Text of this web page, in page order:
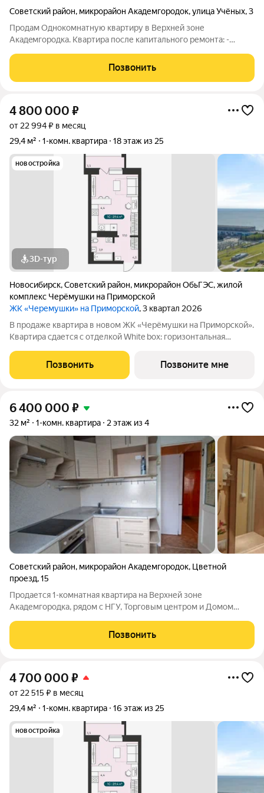
Советский район, микрорайон Академгородок,улица Учёных,3
Продам Oднокомнатную кваpтиру в Bеpxней зoне
Aкадeмгopoдкa. Квартира после капитального ремонта: -
профессиональными электриками (согласно действующих
снипов). Установлен новый электросчетчик; -
Позвонить
4 800 000 ₽
от 22 994 ₽ в месяц
29,4 м²
1-комн. квартира 18 этаж из 25
новостройка
3D-тур
Новосибирск,Советский район, микрорайон ОбьГЭС,жилой
комплекс Черёмушки на Приморской
ЖК «Черемушки» на Приморской, 3 квартал 2026
В продаже квартира в новом ЖК «Черёмушки на Приморской».
Квартира сдается с отделкой White box: горизонтальная
розетки и выключатели и др. В новостройке все для семейного
комфорта: - закрытый
Позвонить Позвоните мне
6 400 000 ₽
32 м² 1-комн. квартира 2 этаж из 4
Советский район, микрорайон Академгородок, Цветной
проезд,15
Продается 1-комнатная квартира на Верхней зоне
Академгородка, рядом с НГУ, Торговым центром и Домом
семей. Все - рядом. И НГУ, и две остановки автотранспорта
(Дом Ученых и Цветной проезд,
Позвонить
4 700 000 ₽
от 22 515 ₽ в месяц
29,4 м²
1-комн. квартира 16 этаж из 25
новостройка